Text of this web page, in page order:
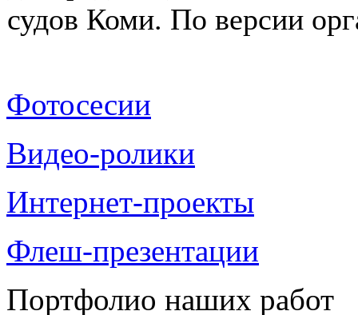
судов Коми. По версии
Фотосесии
Видео-ролики
Интернет-проекты
Флеш-презентации
Портфолио наших работ